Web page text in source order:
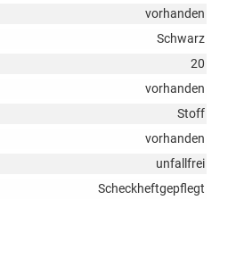
vorhanden
Schwarz
20
vorhanden
Stoff
vorhanden
unfallfrei
Scheckheftgepflegt